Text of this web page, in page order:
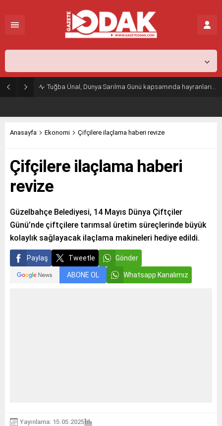
Tuğba Ünal, Dünya Sarılma Günü kapsamında hayranlarıyla buluştu
Anasayfa Ekonomi Çifçilere ilaçlama haberi revize
Çifçilere ilaçlama haberi
revize
Güzelbahçe Belediyesi, 14 Mayıs Dünya Çiftçiler
Günü’nde çiftçilere tarımsal üretim süreçlerinde büyük
kolaylık sağlayacak ilaçlama makineleri hediye edildi.
Paylaş Tweetle Gönder
ABONE OL Whatsapp Kanalımız
Yayınlama: 15.05.2025